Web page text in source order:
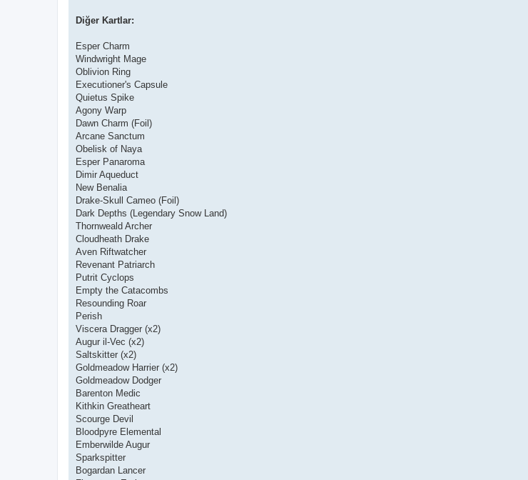
Diğer Kartlar:
Esper Charm
Windwright Mage
Oblivion Ring
Executioner's Capsule
Quietus Spike
Agony Warp
Dawn Charm (Foil)
Arcane Sanctum
Obelisk of Naya
Esper Panaroma
Dimir Aqueduct
New Benalia
Drake-Skull Cameo (Foil)
Dark Depths (Legendary Snow Land)
Thornweald Archer
Cloudheath Drake
Aven Riftwatcher
Revenant Patriarch
Putrit Cyclops
Empty the Catacombs
Resounding Roar
Perish
Viscera Dragger (x2)
Augur il-Vec (x2)
Saltskitter (x2)
Goldmeadow Harrier (x2)
Goldmeadow Dodger
Barenton Medic
Kithkin Greatheart
Scourge Devil
Bloodpyre Elemental
Emberwilde Augur
Sparkspitter
Bogardan Lancer